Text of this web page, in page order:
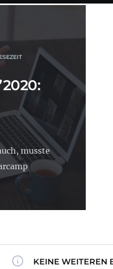
musste
KEINE WEITEREN